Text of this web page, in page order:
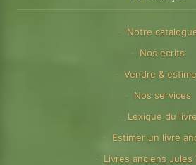
Notre
Nos ecrits
Vendre &
Nos services
Lexique du livre
Estimer un livre
Livres anciens Jules